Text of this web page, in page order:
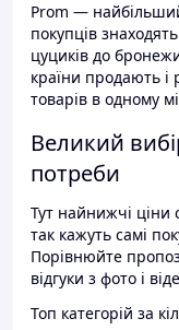
Prom —
покупців
цуциків до
країни продають і
товарів в одному
Великий
потреби
Тут найнижчі ціни
так кажуть самі
Порівнюйте
відгуки з фото і
Топ категорій за